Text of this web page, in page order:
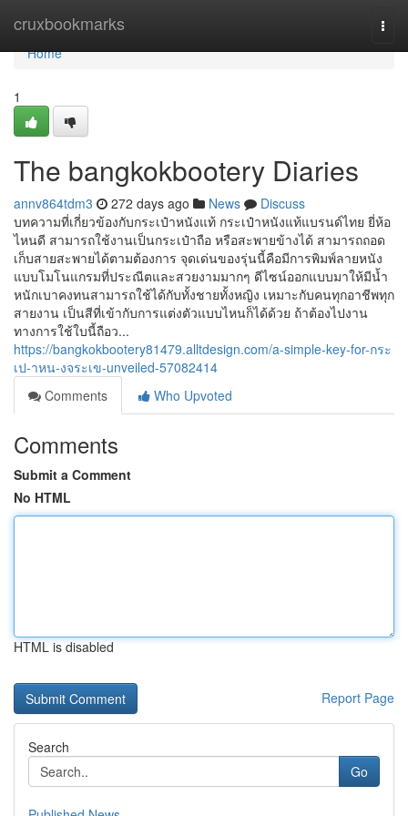
cruxbookmarks
Home
Home
1
The bangkokbootery Diaries
annv864tdm3 272 days ago News
Discuss
บทความที่เกี่ยวข้องกับกระเป๋าหนังแท้ กระเป๋าหนังแท้แบรนด์ไทย ยี่ห้อ
ไหนดี สามารถใช้งานเป็นกระเป๋าถือ หรือสะพายข้างได้ สามารถถอด
เก็บสายสะพายได้ตามต้องการ จุดเด่นของรุ่นนี้คือมีการพิมพ์ลายหนัง
แบบโมโนแกรมที่ประณีตและสวยงามมากๆ ดีไซน์ออกแบบมาให้มีน้ำ
หนักเบาคงทนสามารถใช้ได้กับทั้งชายทั้งหญิง เหมาะกับคนทุกอาชีพทุก
สายงาน เป็นสีที่เข้ากับการแต่งตัวแบบไหนก็ได้ด้วย ถ้าต้องไปงาน
ทางการใช้ใบนี้ถือว...
https://bangkokbootery81479.alltdesign.com/a-simple-key-for-กระ
เป-าหน-งจระเข-unveiled-57082414
Comments
Who Upvoted
Comments
Submit a Comment
No HTML
HTML is disabled
Report Page
Search
Go